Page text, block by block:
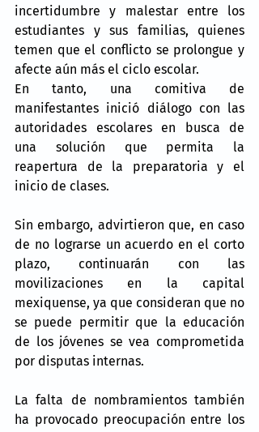
incertidumbre y malestar entre los
estudiantes y sus familias, quienes
temen que el conflicto se prolongue y
afecte aún más el ciclo escolar.
En tanto, una comitiva de
manifestantes inició diálogo con las
autoridades escolares en busca de
una solución que permita la
reapertura de la preparatoria y el
inicio de clases.
Sin embargo, advirtieron que, en caso
de no lograrse un acuerdo en el corto
plazo, continuarán con las
movilizaciones en la capital
mexiquense, ya que consideran que no
se puede permitir que la educación
de los jóvenes se vea comprometida
por disputas internas.
La falta de nombramientos también
ha provocado preocupación entre los